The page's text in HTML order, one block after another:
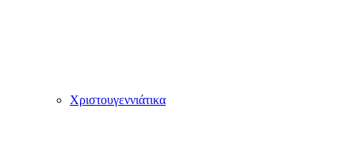
Χριστουγεννιάτικα